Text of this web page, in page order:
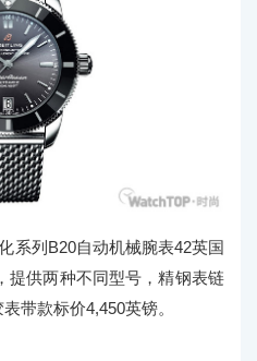
系列B20自动机械腕表42英国
提供两种不同型号，精钢表链
带款标价4,450英镑。